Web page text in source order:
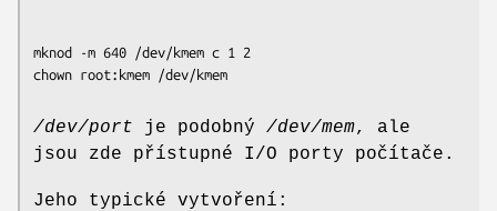
mknod -m 640 /dev/kmem c 1 2
/dev/port je podobný /dev/mem, ale
jsou zde přístupné I/O porty počítače.
Jeho typické vytvoření: